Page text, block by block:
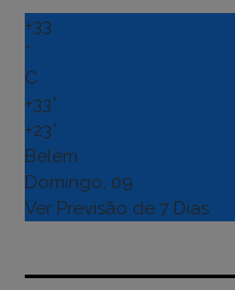
+33
°
C
+33°
+23°
Belém
Domingo, 09
Ver Previsão de 7 Dias